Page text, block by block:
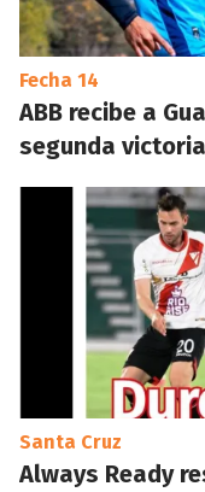
Fecha 14
ABB recibe a
segunda
Santa Cruz
Always Ready